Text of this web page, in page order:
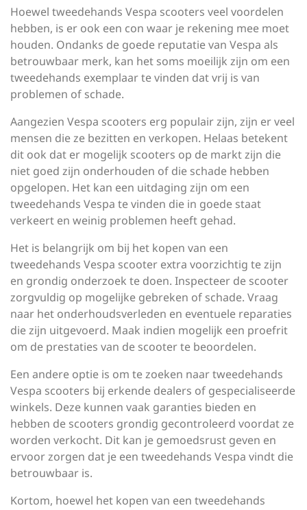
Hoewel tweedehands Vespa scooters veel voordelen
hebben, is er ook een con waar je rekening mee moet
houden. Ondanks de goede reputatie van Vespa als
betrouwbaar merk, kan het soms moeilijk zijn om een
tweedehands exemplaar te vinden dat vrij is van
problemen of schade.
Aangezien Vespa scooters erg populair zijn, zijn er veel
mensen die ze bezitten en verkopen. Helaas betekent
dit ook dat er mogelijk scooters op de markt zijn die
niet goed zijn onderhouden of die schade hebben
opgelopen. Het kan een uitdaging zijn om een
tweedehands Vespa te vinden die in goede staat
verkeert en weinig problemen heeft gehad.
Het is belangrijk om bij het kopen van een
tweedehands Vespa scooter extra voorzichtig te zijn
en grondig onderzoek te doen. Inspecteer de scooter
zorgvuldig op mogelijke gebreken of schade. Vraag
naar het onderhoudsverleden en eventuele reparaties
die zijn uitgevoerd. Maak indien mogelijk een proefrit
om de prestaties van de scooter te beoordelen.
Een andere optie is om te zoeken naar tweedehands
Vespa scooters bij erkende dealers of gespecialiseerde
winkels. Deze kunnen vaak garanties bieden en
hebben de scooters grondig gecontroleerd voordat ze
worden verkocht. Dit kan je gemoedsrust geven en
ervoor zorgen dat je een tweedehands Vespa vindt die
betrouwbaar is.
Kortom, hoewel het kopen van een tweedehands